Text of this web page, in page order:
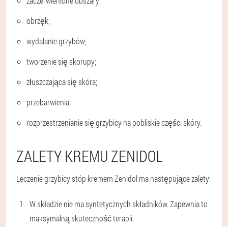
obrzęk;
wydalanie grzybów;
tworzenie się skorupy;
złuszczająca się skóra;
przebarwienia;
rozprzestrzenianie się grzybicy na pobliskie części skóry.
ZALETY KREMU ZENIDOL
Leczenie grzybicy stóp kremem Zenidol ma następujące zalety:
W składzie nie ma syntetycznych składników. Zapewnia to
maksymalną skuteczność terapii.